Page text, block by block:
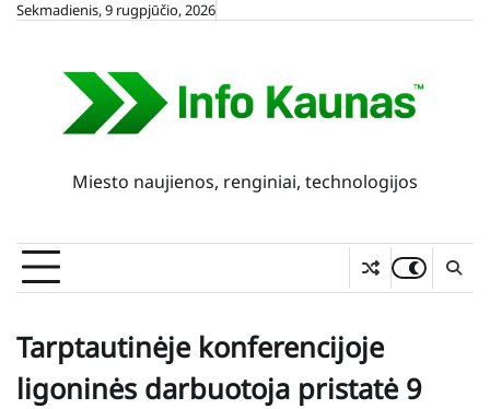
SkipSekmadienis, 9 rugpjūčio, 2026
Miesto naujienos, renginiai, technologijos
Tarptautinėje konferencijoje
ligoninės darbuotoja pristatė 9